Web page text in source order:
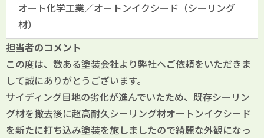
オート化学工業／オートンイクシード（シーリング
材）
担当者のコメント
この度は、数ある塗装会社より弊社へご依頼をいただきま
して誠にありがとうございます。
サイディング目地の劣化が進んでいたため、既存シーリン
グ材を撤去後に超高耐久シーリング材オートンイクシード
を新たに打ち込み塗装を施しましたので綺麗な外観になっ